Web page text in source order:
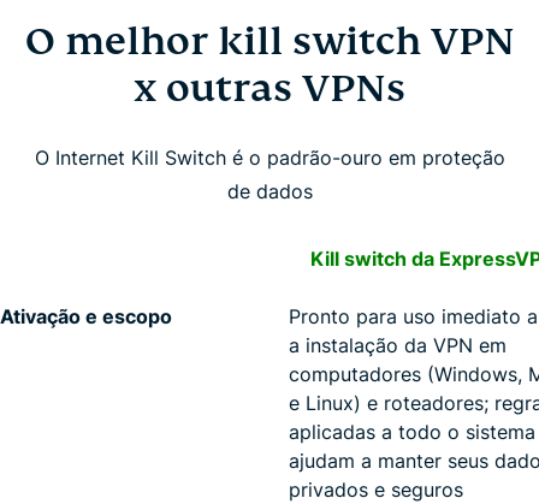
O melhor kill switch VPN
x outras VPNs
O Internet Kill Switch é o padrão-ouro em proteção
de dados
Kill switch da
Ativação e escopo
Pronto para uso imediato
a instalação da VPN em
computadores (Windows,
e Linux) e roteadores;
aplicadas a todo o sistema
ajudam a manter seus
privados e seguros